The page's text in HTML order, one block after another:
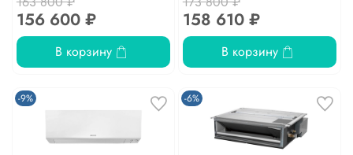
156 600 ₽
В корзину
158 610 ₽
В корзину
-9% -6%